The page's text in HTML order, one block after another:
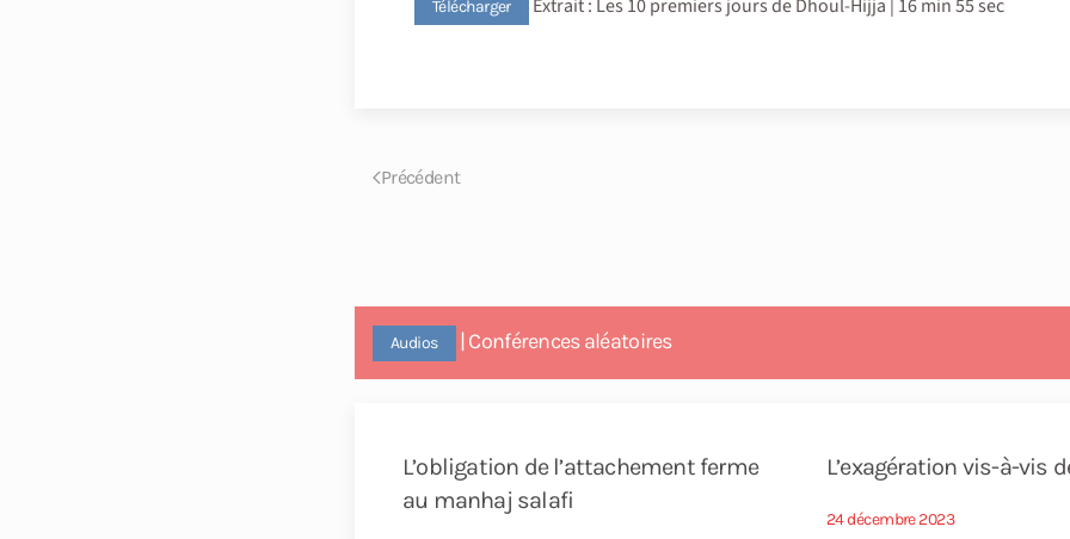
Télécharger Extrait : Les 10 premiers jours de Dhoul-Hijja | 16 min 55 sec
Précédent
Audios | Conférences aléatoires
L’obligation de l’attachement ferme
au manhaj salafi
L’exagération vis-à-vis
24 décembre 2023